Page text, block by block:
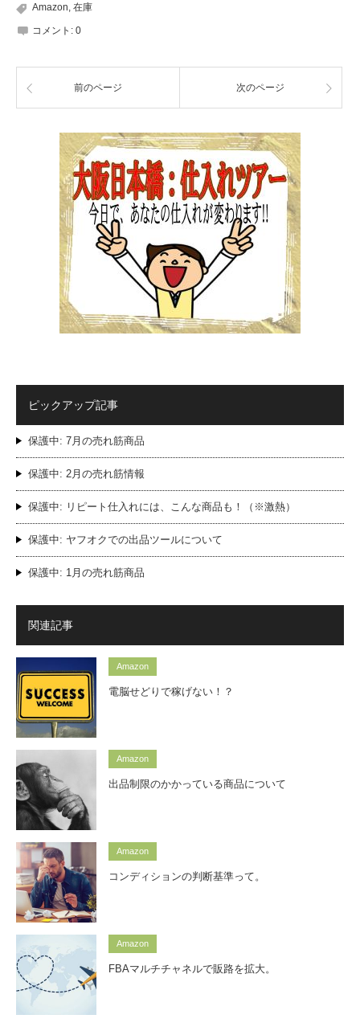
Amazon 在庫
コメント: 0
前のページ 次のページ
ピックアップ記事
保護中: 7月の売れ筋商品
保護中: 2月の売れ筋情報
保護中: リピート仕入れには、こんな商品も！（※激熱）
保護中: ヤフオクでの出品ツールについて
保護中: 1月の売れ筋商品
関連記事
Amazon
電脳せどりで稼げない！？
Amazon
出品制限のかかっている商品について
Amazon
コンディションの判断基準って。
Amazon
FBAマルチチャネルで販路を拡大。